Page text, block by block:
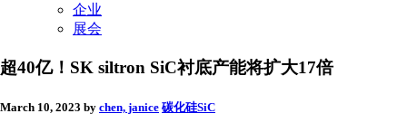
企业
展会
超40亿！SK siltron SiC衬底产能将扩大17倍
March 10, 2023 by chen, janice 碳化硅SiC